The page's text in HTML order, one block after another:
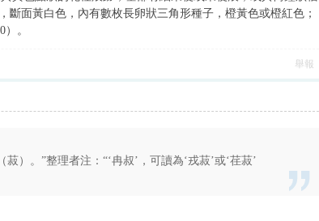
面黃白色，內有數枚長卵狀三角形種子，橙黃色或橙紅色；
。
舉報
）。”整理者注：“‘冉叔’，可讀為‘戎菽’或‘荏菽’